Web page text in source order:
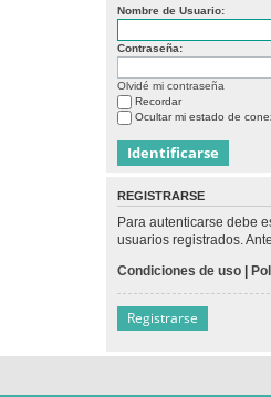
Nombre de Usuario:
Contraseña:
Olvidé mi contraseña
Recordar
Ocultar mi estado de
REGISTRARSE
Para autenticarse debe
usuarios registrados.
Condiciones de uso |
Registrarse